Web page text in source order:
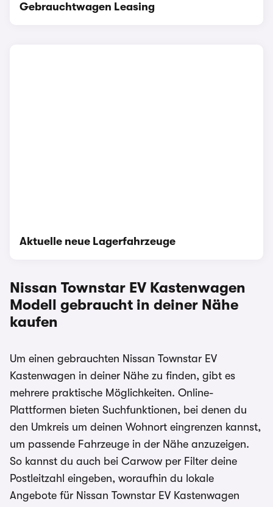
Gebrauchtwagen Leasing
Aktuelle neue Lagerfahrzeuge
Nissan Townstar EV Kastenwagen
Modell gebraucht in deiner Nähe
kaufen
Um einen gebrauchten Nissan Townstar EV
Kastenwagen in deiner Nähe zu finden, gibt es
mehrere praktische Möglichkeiten. Online-
Plattformen bieten Suchfunktionen, bei denen du
den Umkreis um deinen Wohnort eingrenzen kannst,
um passende Fahrzeuge in der Nähe anzuzeigen.
So kannst du auch bei Carwow per Filter deine
Postleitzahl eingeben, woraufhin du lokale
Angebote für Nissan Townstar EV Kastenwagen